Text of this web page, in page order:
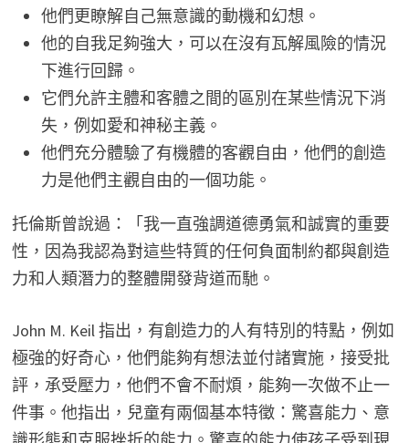
他們更瞭解自己無意識的動機和幻想。
他的自我足夠強大，可以在沒有瓦解風險的情況
下進行回歸。
它們允許主體和客體之間的區別在某些情況下消
失，例如愛和神秘主義。
他們充分體驗了有機體的客觀自由，他們的創造
力是他們主觀自由的一個功能。
托倫斯曾說過：「我一直強調道德勇氣和誠實的重要
性，因為我認為對這些特質的任何負面制約都與創造
力和人類潛力的整體開發背道而馳。
John M. Keil 指出，有創造力的人有特別的特點，例如
極強的好奇心，他們能夠有想法並付諸實施，接受批
評，承受壓力，他們不會不耐煩，能夠一次做不止一
件事。他指出，兒童有兩個基本特徵：驚喜能力、意